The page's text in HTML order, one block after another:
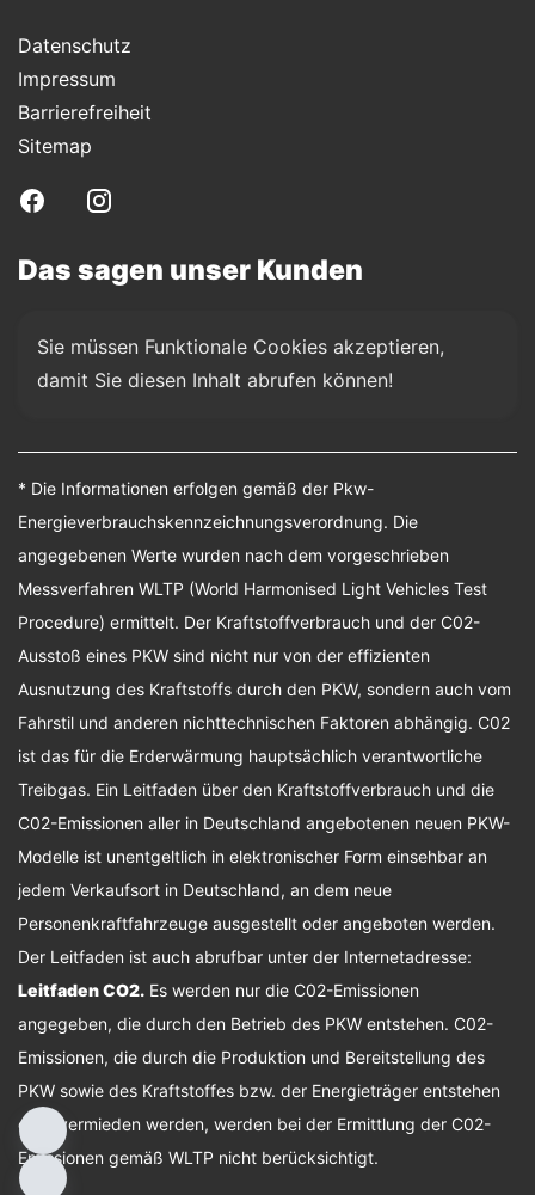
Datenschutz
Impressum
Barrierefreiheit
Sitemap
Das sagen unser Kunden
Sie müssen Funktionale Cookies akzeptieren,
damit Sie diesen Inhalt abrufen können!
* Die Informationen erfolgen gemäß der Pkw-
Energieverbrauchskennzeichnungsverordnung. Die
angegebenen Werte wurden nach dem vorgeschrieben
Messverfahren WLTP (World Harmonised Light Vehicles Test
Procedure) ermittelt. Der Kraftstoffverbrauch und der C02-
Ausstoß eines PKW sind nicht nur von der effizienten
Ausnutzung des Kraftstoffs durch den PKW, sondern auch vom
Fahrstil und anderen nichttechnischen Faktoren abhängig. C02
ist das für die Erderwärmung hauptsächlich verantwortliche
Treibgas. Ein Leitfaden über den Kraftstoffverbrauch und die
C02-Emissionen aller in Deutschland angebotenen neuen PKW-
Modelle ist unentgeltlich in elektronischer Form einsehbar an
jedem Verkaufsort in Deutschland, an dem neue
Personenkraftfahrzeuge ausgestellt oder angeboten werden.
Der Leitfaden ist auch abrufbar unter der Internetadresse:
Leitfaden CO2. Es werden nur die C02-Emissionen
angegeben, die durch den Betrieb des PKW entstehen. C02-
Emissionen, die durch die Produktion und Bereitstellung des
PKW sowie des Kraftstoffes bzw. der Energieträger entstehen
oder vermieden werden, werden bei der Ermittlung der C02-
Emissionen gemäß WLTP nicht berücksichtigt.